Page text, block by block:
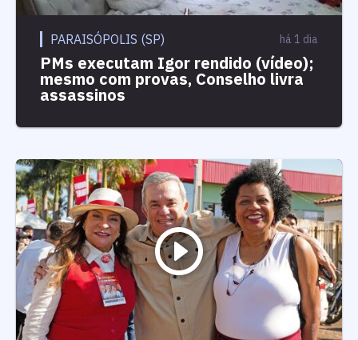
PARAISÓPOLIS (SP) há 1 dia
PMs executam Igor rendido (vídeo);
mesmo com provas, Conselho livra
assassinos